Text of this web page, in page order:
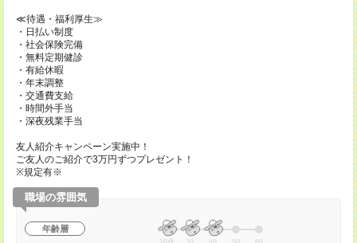
≪待遇・福利厚生≫
・日払い制度
・社会保険完備
・無料定期健診
・有給休暇
・年末調整
・交通費支給
・時間外手当
・深夜残業手当
友人紹介キャンペーン実施中！
ご友人のご紹介で3万円ずつプレゼント！
※規定有※
職場の雰囲気
年齢層